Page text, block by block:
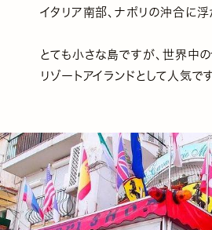
イタリア南部、ナポリの沖合に浮
とても小さな島ですが、世界中
リゾートアイランドとして人気です